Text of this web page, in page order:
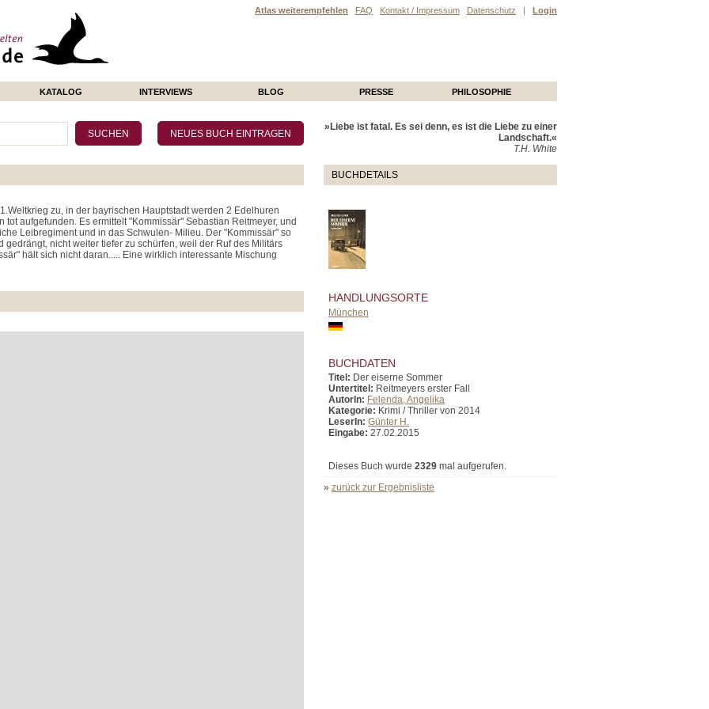
Atlas weiterempfehlen FAQ Kontakt / Impressum Datenschutz | Login
KATALOG INTERVIEWS BLOG PRESSE PHILOSOPHIE
zu, in der bayrischen Hauptstadt werden 2 Edelhuren
aufgefunden. Es ermittelt "Kommissär" Sebastian Reitmeyer, und
Leibregiment und in das Schwulen- Milieu. Der "Kommissär" so
nicht weiter tiefer zu schürfen, weil der Ruf des Militärs
hält sich nicht daran..... Eine wirklich interessante Mischung
»Liebe ist fatal. Es sei denn, es ist die Liebe zu einer
Landschaft.«
T.H. White
BUCHDETAILS
HANDLUNGSORTE
München
BUCHDATEN
Titel: Der eiserne Sommer
Untertitel: Reitmeyers erster Fall
AutorIn: Felenda, Angelika
Kategorie: Krimi / Thriller von 2014
LeserIn: Günter H.
Eingabe: 27.02.2015
Dieses Buch wurde 2329 mal aufgerufen.
» zurück zur Ergebnisliste